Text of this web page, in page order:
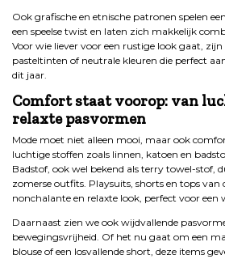
Ook grafische en etnische patronen spelen
een speelse twist en laten zich makkelijk
Voor wie liever voor een rustige look gaat,
pasteltinten of neutrale kleuren die perfect
dit jaar.
Comfort staat voorop: van
relaxte pasvormen
Mode moet niet alleen mooi, maar ook
luchtige stoffen zoals linnen, katoen en
Badstof, ook wel bekend als terry towel-stof,
zomerse outfits. Playsuits, shorts en tops van
nonchalante en relaxte look, perfect voor een
Daarnaast zien we ook wijdvallende
bewegingsvrijheid. Of het nu gaat om een
blouse of een losvallende short, deze items